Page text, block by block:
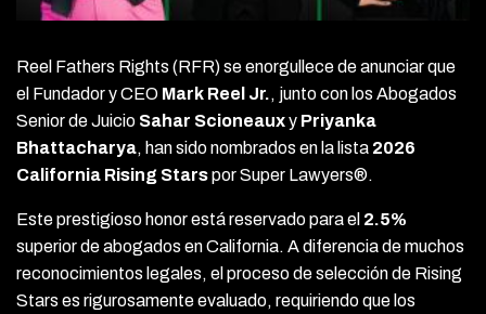
Reel Fathers Rights (RFR) se enorgullece de anunciar que
el Fundador y CEO Mark Reel Jr., junto con los Abogados
Senior de Juicio Sahar Scioneauxy Priyanka
Bhattacharya, han sido nombrados en la lista 2026
California Rising Starspor Super Lawyers®.
Este prestigioso honor está reservado para el 2.5%
superior de abogados en California. A diferencia de muchos
reconocimientos legales, el proceso de selección de Rising
Stars es rigurosamente evaluado, requiriendo que los